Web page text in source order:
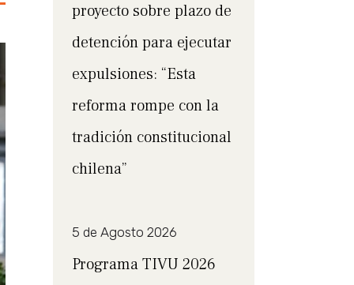
proyecto sobre plazo de
detención para ejecutar
expulsiones: “Esta
reforma rompe con la
tradición constitucional
chilena”
5 de Agosto 2026
Programa TIVU 2026